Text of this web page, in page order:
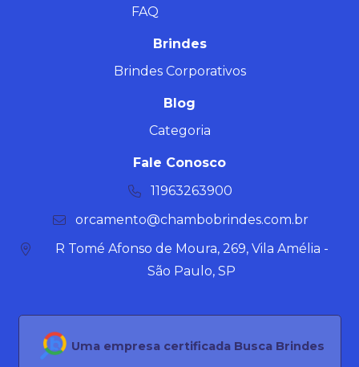
FAQ
Brindes
Brindes Corporativos
Blog
Categoria
Fale Conosco
11963263900
orcamento@chambobrindes.com.br
R Tomé Afonso de Moura, 269, Vila Amélia -
São Paulo, SP
Uma empresa certificada Busca Brindes